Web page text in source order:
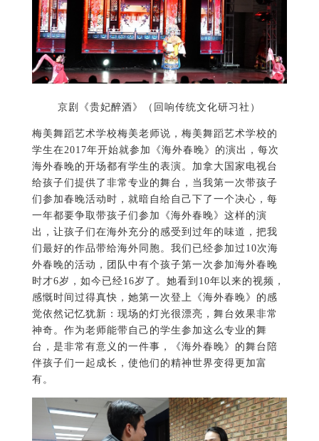
京剧《贵妃醉酒》 （回响传统文化研习社）
梅美舞蹈艺术学校梅美老师说，梅美舞蹈艺术学校的
学生在2017年开始就参加《海外春晚》的演出，每次
海外春晚的开场都有学生的表演。加拿大国家电视台
给孩子们提供了非常专业的舞台，当我第一次带孩子
们参加春晚活动时，就暗自给自己下了一个决心，每
一年都要争取带孩子们参加《海外春晚》这样的演
出，让孩子们在海外充分的感受到过年的味道，把我
们最好的作品带给海外同胞。我们已经参加过10次海
外春晚的活动，团队中有个孩子第一次参加海外春晚
时才6岁，如今已经16岁了。她看到10年以来的视频，
感慨时间过得真快，她第一次登上《海外春晚》的感
觉依然记忆犹新：现场的灯光很漂亮，舞台效果非常
神奇。作为老师能带自己的学生参加这么专业的舞
台，是非常有意义的一件事，《海外春晚》的舞台陪
伴孩子们一起成长，使他们的精神世界变得更加富
有。